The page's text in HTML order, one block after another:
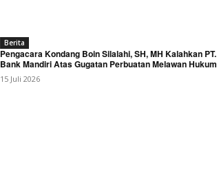
Berita
Pengacara Kondang Boin Silalahi, SH, MH Kalahkan PT.
Bank Mandiri Atas Gugatan Perbuatan Melawan Hukum
15 Juli 2026